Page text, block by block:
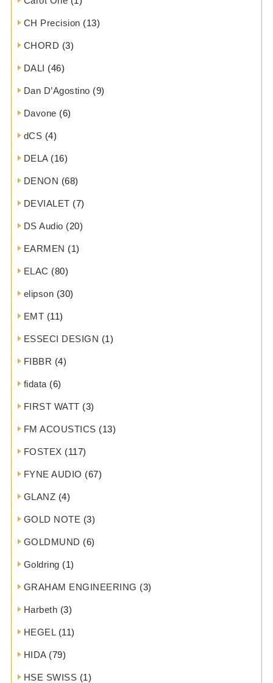
CH Precision (13)
CHORD (3)
DALI (46)
Dan D’Agostino (9)
Davone (6)
dCS (4)
DELA(16)
DENON (68)
DEVIALET (7)
DS Audio (20)
EARMEN (1)
ELAC (80)
elipson (30)
EMT (11)
ESSECI DESIGN (1)
FIBBR (4)
fidata (6)
FIRST WATT (3)
FM ACOUSTICS (13)
FOSTEX (117)
FYNE AUDIO (67)
GLANZ (4)
GOLD NOTE (3)
GOLDMUND (6)
Goldring (1)
GRAHAM ENGINEERING (3)
Harbeth (3)
HEGEL(11)
HIDA(79)
HSE SWISS (1)